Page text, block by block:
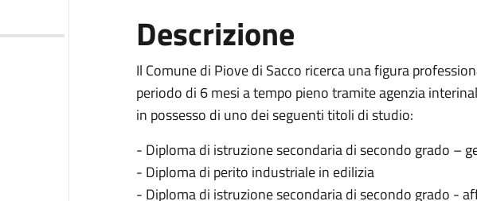
Descrizione
Il Comune di Piove di Sacco ricerca una figura
periodo di 6 mesi a tempo pieno tramite agenzia
in possesso di uno dei seguenti titoli di studio:
- Diploma di istruzione secondaria di secondo grado –
- Diploma di perito industriale in edilizia
- Diploma di istruzione secondaria di secondo grado -